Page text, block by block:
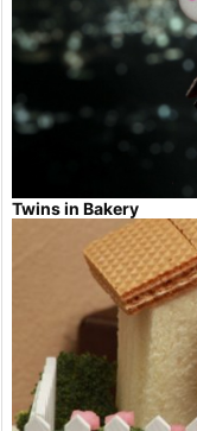
Twins in Bakery